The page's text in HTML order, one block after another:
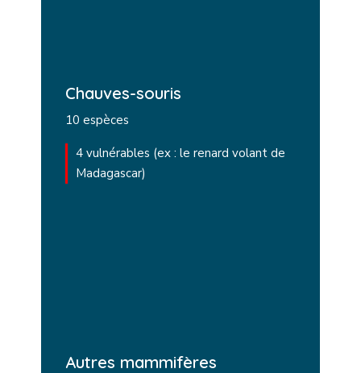
Chauves-souris
10 espèces
4 vulnérables (ex : le renard volant de
Madagascar)
Autres mammifères